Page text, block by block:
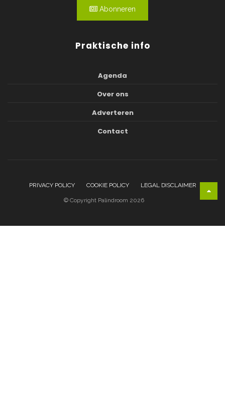
Abonneren
Praktische info
Agenda
Over ons
Adverteren
Contact
PRIVACY POLICY COOKIE POLICY LEGAL DISCLAIMER
© Copyright Palindroom 2026